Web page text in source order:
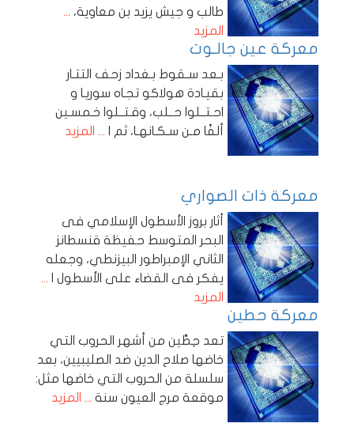
طالب و جيش يزيد بن معاوية، ...
المزيد
معركة عين جالـوت
بـعد سـقوط بـغداد زحف التتـار
بقيـادة هولاكو تجـاه سوريـا و
احـتــلوا حــلب، وقـتــلوا خـمسـين
ألفًا مـن سـكـانهـا، ثم ا ... المزيد
معركة ذات الصواري
أثار بروز الأسطول الإسلامي فى
البحر المتوسط حفيظة قنسطانز
الثاني الإمبراطور البيزنطي، وجعله
يفكر فى القضاء على الأسطول ا ...
المزيد
معركة حطين
تعد حِطِّين من أشهر الحروب التي
خاضها صلاح الدين ضد الصليبيين، بعد
سلسلة من الحروب التي خاضها مثل:
موقعة مرج العيون سنة ... المزيد